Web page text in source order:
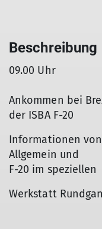
Beschreibung
09.00 Uhr
Ankommen bei
der ISBA F-20
Informationen von
Allgemein und
F-20 im speziellen
Werkstatt